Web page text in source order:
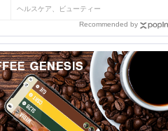
ヘルスケア、ビューティー
Recommended by